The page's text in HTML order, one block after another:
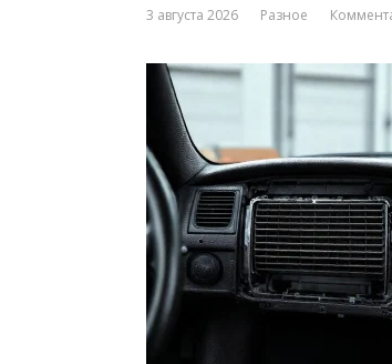
3 августа 2026 Разное